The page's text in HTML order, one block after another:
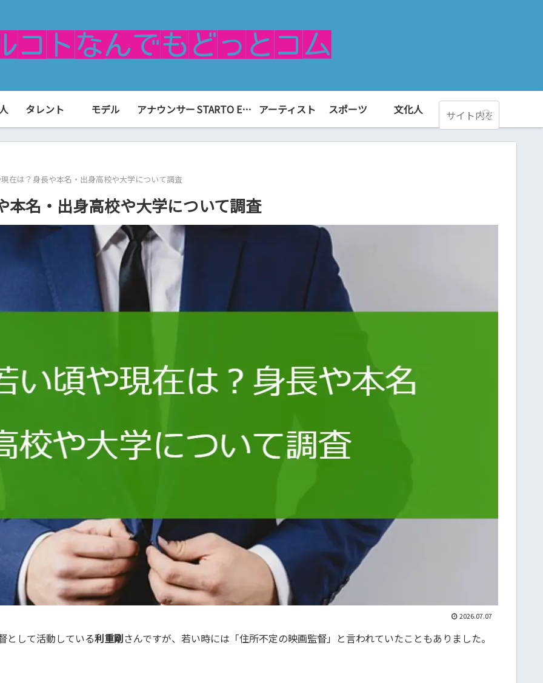
タレント モデル アナウンサー STARTO ENTERTAINMENT（旧ジャニーズ） アーティスト スポーツ 文化人
在は？身長や本名・出身高校や大学について調査
名・出身高校や大学について調査
2026.07.07
として活動している利重剛さんですが、若い時には「住所不定の映画監督」と言われていたこともありました。